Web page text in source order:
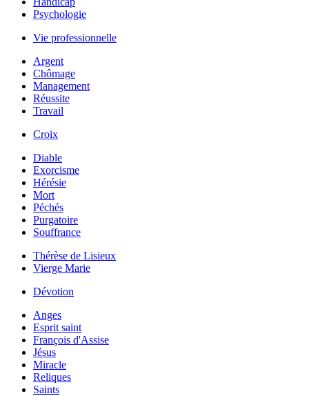
Psychologie
Vie professionnelle
Argent
Chômage
Management
Réussite
Travail
Croix
Diable
Exorcisme
Hérésie
Mort
Péchés
Purgatoire
Souffrance
Thérèse de Lisieux
Vierge Marie
Dévotion
Anges
Esprit saint
François d'Assise
Jésus
Miracle
Reliques
Saints